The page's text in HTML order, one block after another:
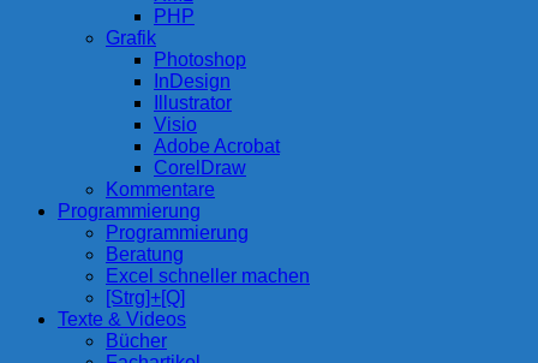
PHP
Grafik
Photoshop
InDesign
Illustrator
Visio
Adobe Acrobat
CorelDraw
Kommentare
Programmierung
Programmierung
Beratung
Excel schneller machen
[Strg]+[Q]
Texte & Videos
Bücher